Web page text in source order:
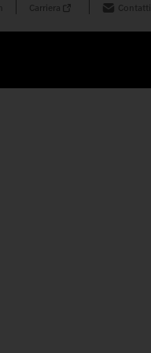
Carriera Contatti